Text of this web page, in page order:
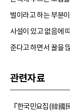
벌이라고 하는 부분
사설이 있고 없음에
준다고 하면서 꿀을
관련자료
『한국민요집(韓國